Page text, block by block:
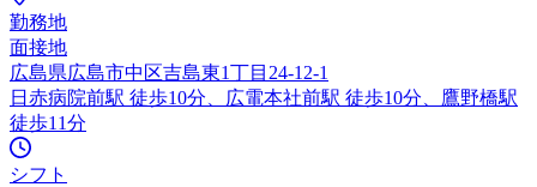
勤務地
面接地
広島県広島市中区吉島東1丁目24-12-1
日赤病院前駅 徒歩10分、広電本社前駅 徒歩10分、鷹野橋駅
徒歩11分
シフト